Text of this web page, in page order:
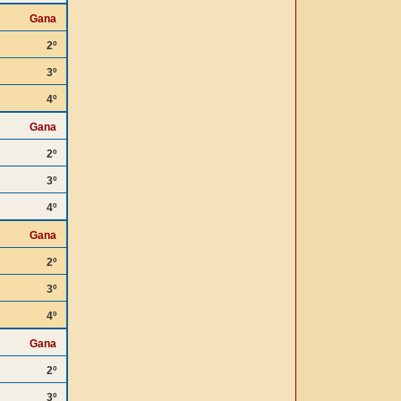
Gana
2º
3º
4º
Gana
2º
3º
4º
Gana
2º
3º
4º
Gana
2º
3º